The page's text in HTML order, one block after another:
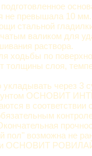
не превышала 10
стальной
валиком для
раствора.
ходьбы по
толщины слоя,
через 3
ОСНОВИТ
в соответствии
пол" возможна не
ОСНОВИТ